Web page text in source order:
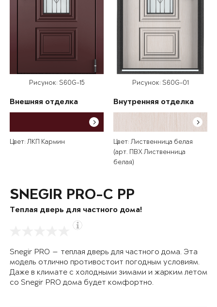
Рисунок: S60G-15
Внешняя отделка
Цвет: ЛКП Кармин
Рисунок: S60G-01
Внутренняя отделка
Цвет: Лиственница белая
(арт. ПВХ Лиственница
белая)
SNEGIR PRO-C PP
Теплая дверь для частного дома!
Snegir PRO — теплая дверь для частного дома. Эта
модель отлично противостоит погодным условиям.
Даже в климате с холодными зимами и жарким летом
со Snegir PRO дома будет комфортно.